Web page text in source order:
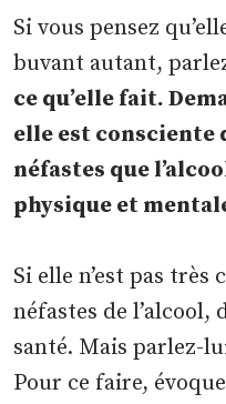
Si vous pensez
buvant autant,
ce qu’elle fait.
elle est consciente
néfastes que
physique et
Si elle n’est pas très
néfastes de l’alcool,
santé. Mais parlez-
Pour ce faire,